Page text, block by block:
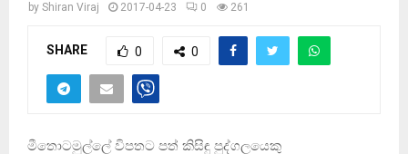
by Shiran Viraj 2017-04-23 0 261
SHARE 0 0
මීතොටමුල්ලේ විපතට පත් කිසිඳු පුද්ගලයෙකු